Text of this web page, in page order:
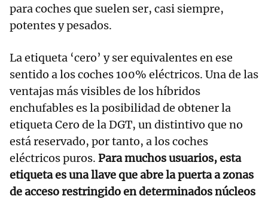
para coches que suelen ser, casi siempre,
potentes y pesados.
La etiqueta ‘cero’ y ser equivalentes en ese
sentido a los coches 100% eléctricos. Una de las
ventajas más visibles de los híbridos
enchufables es la posibilidad de obtener la
etiqueta Cero de la DGT, un distintivo que no
está reservado, por tanto, a los coches
eléctricos puros. Para muchos usuarios, esta
etiqueta es una llave que abre la puerta a zonas
de acceso restringido en determinados núcleos